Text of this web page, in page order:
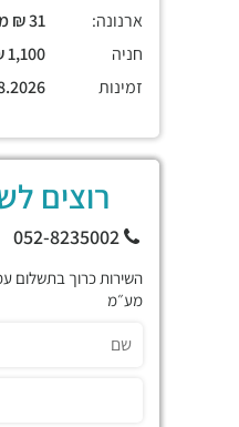
ארנונה:
חניה
זמינות
רוצים
השירות כרוך בתשלום
מע״מ